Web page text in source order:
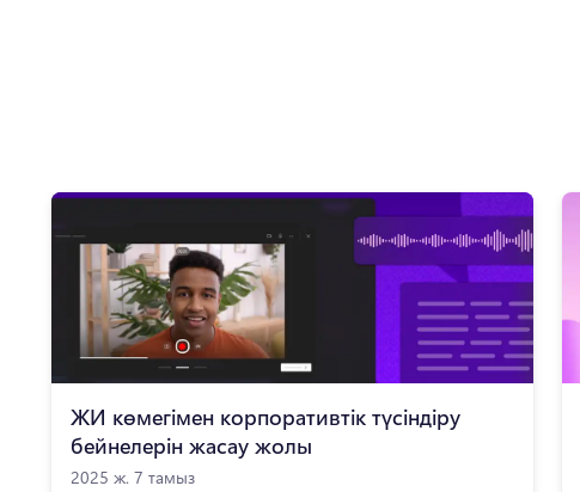
ЖИ көмегімен корпоративтік түсіндіру
бейнелерін жасау жолы
2025 ж. 7 тамыз